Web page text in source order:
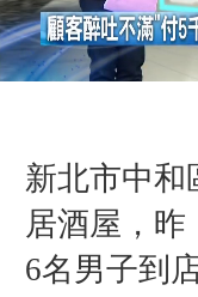
新北市中和
居酒屋，昨
6名男子到